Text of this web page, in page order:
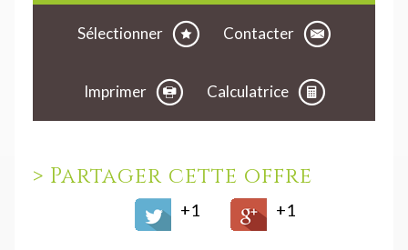
Sélectionner Contacter
Imprimer Calculatrice
> Partager cette offre
+1 +1